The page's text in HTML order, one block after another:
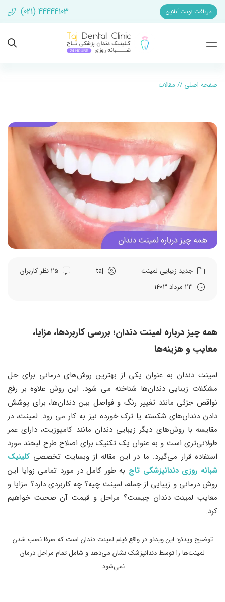
دریافت نوبت آنلاین (021) 44444103
صفحه اصلی // مقالات
جدید زیبایی لمینت taj
همه چیز درباره لمینت دندان؛ بررسی کاربردها، مزایا،
معایب و هزینه‌ها
لمینت دندان به عنوان یکی از بهترین روش‌‌های درمانی برای حل
مشکلات زیبایی دندان‌ها شناخته می ‌شود. این روش علاوه بر رفع
نواقص جزئی مانند تغییر رنگ و فواصل بین دندان‌‌ها، برای پوشش
دادن دندان‌‌های شکسته یا ترک‌ خورده نیز به کار می ‌رود. لمینت، در
مقایسه با روش‌‌های دیگر زیبایی دندان مانند کامپوزیت، دارای عمر
طولانی‌‌تری است و به عنوان یک تکنیک برای اصلاح طرح لبخند مورد
استفاده قرار می‌‌گیرد. ما در این مقاله از وبسایت تخصصی کلینیک
شبانه روزی دندانپزشکی تاج به طور کامل در مورد تمامی زوایا این
روش درمانی و زیبایی از جمله، لمینت چیه؟ چه کاربردی دارد؟ مزایا و
معایب لمینت دندان چیست؟ مراحل و قیمت آن صحبت خواهیم
کرد.
توضیح ویدئو: این ویدئو در واقع فیلم لمینت دندان است که صرفا نصب شدن
لمینت‌ها را توسط دندانپزشک نشان می‌دهد و شامل تمام مراحل درمان
نمی‌شود.